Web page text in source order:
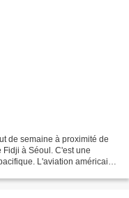
de semaine à proximité de
Fidji à Séoul. C'est une
L'aviation américaine